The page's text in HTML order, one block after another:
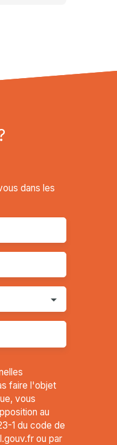
dans les
faire l'objet
vous
au
1 du code de
ou par